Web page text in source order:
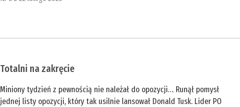
Totalni na zakręcie
Miniony tydzień z pewnością nie należał do opozycji… Runął pomysł
jednej listy opozycji, który tak usilnie lansował Donald Tusk. Lider PO